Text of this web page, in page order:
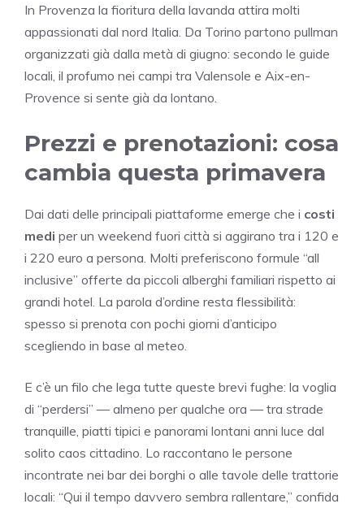
In Provenza la fioritura della lavanda attira molti
appassionati dal nord Italia. Da Torino partono pullman
organizzati già dalla metà di giugno: secondo le guide
locali, il profumo nei campi tra Valensole e Aix-en-
Provence si sente già da lontano.
Prezzi e prenotazioni: cosa
cambia questa primavera
Dai dati delle principali piattaforme emerge che i costi
medi per un weekend fuori città si aggirano tra i 120 e
i 220 euro a persona. Molti preferiscono formule “all
inclusive” offerte da piccoli alberghi familiari rispetto ai
grandi hotel. La parola d’ordine resta flessibilità:
spesso si prenota con pochi giorni d’anticipo
scegliendo in base al meteo.
E c’è un filo che lega tutte queste brevi fughe: la voglia
di “perdersi” — almeno per qualche ora — tra strade
tranquille, piatti tipici e panorami lontani anni luce dal
solito caos cittadino. Lo raccontano le persone
incontrate nei bar dei borghi o alle tavole delle trattorie
locali: “Qui il tempo davvero sembra rallentare,” confida